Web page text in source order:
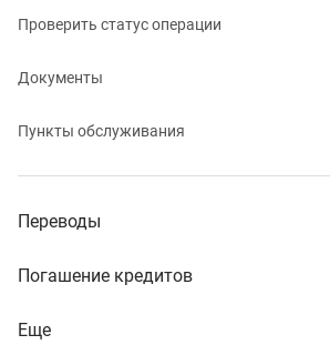
Проверить статус операции
Документы
Пункты обслуживания
Переводы
Погашение кредитов
Еще